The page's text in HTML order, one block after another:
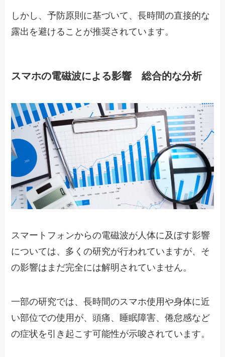
しかし、予防原則に基づいて、長時間の直接的な
露出を避けることが推奨されています。
スマホの電磁波による影響 総合的な分析
スマートフォンからの電磁波が人体に及ぼす影響
については、多くの研究が行われていますが、そ
の影響はまだ完全には解明されていません。
一部の研究では、長時間のスマホ使用や身体に近
い部位での使用が、頭痛、睡眠障害、倦怠感など
の症状を引き起こす可能性が示唆されています。